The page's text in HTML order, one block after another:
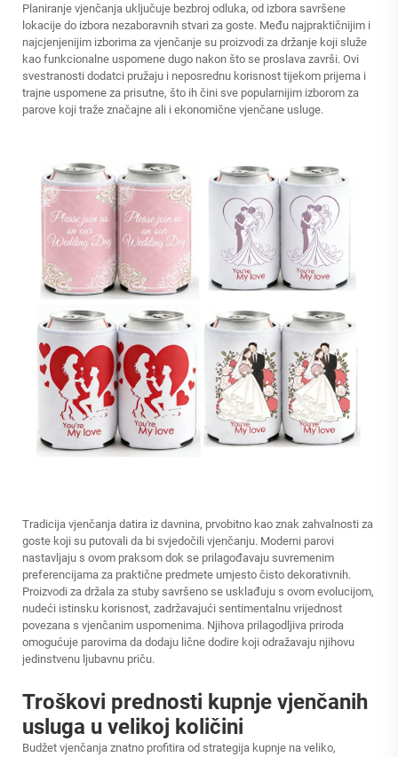
Planiranje vjenčanja uključuje bezbroj odluka, od izbora savršene
lokacije do izbora nezaboravnih stvari za goste. Među najpraktičnijim i
najcjenjenijim izborima za vjenčanje su proizvodi za držanje koji služe
kao funkcionalne uspomene dugo nakon što se proslava završi. Ovi
svestranosti dodatci pružaju i neposrednu korisnost tijekom prijema i
trajne uspomene za prisutne, što ih čini sve popularnijim izborom za
parove koji traže značajne ali i ekonomične vjenčane usluge.
Tradicija vjenčanja datira iz davnina, prvobitno kao znak zahvalnosti za
goste koji su putovali da bi svjedočili vjenčanju. Moderni parovi
nastavljaju s ovom praksom dok se prilagođavaju suvremenim
preferencijama za praktične predmete umjesto čisto dekorativnih.
Proizvodi za držala za stuby savršeno se usklađuju s ovom evolucijom,
nudeći istinsku korisnost, zadržavajući sentimentalnu vrijednost
povezana s vjenčanim uspomenima. Njihova prilagodljiva priroda
omogućuje parovima da dodaju lične dodire koji odražavaju njihovu
jedinstvenu ljubavnu priču.
Troškovi prednosti kupnje vjenčanih
usluga u velikoj količini
Budžet vjenčanja znatno profitira od strategija kupnje na veliko,